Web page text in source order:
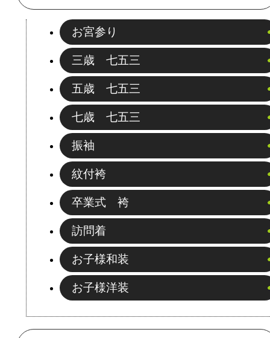
お宮参り
三歳 七五三
五歳 七五三
七歳 七五三
振袖
紋付袴
卒業式 袴
訪問着
お子様和装
お子様洋装